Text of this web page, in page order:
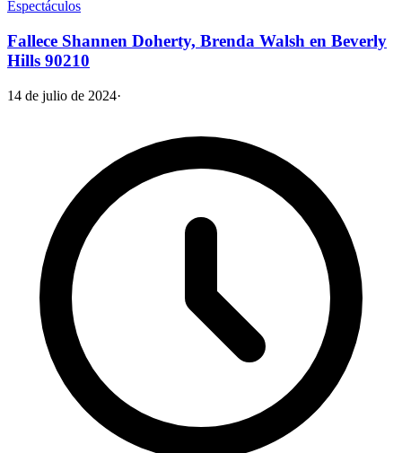
Espectáculos
Fallece Shannen Doherty, Brenda Walsh en Beverly
Hills 90210
14 de julio de 2024·